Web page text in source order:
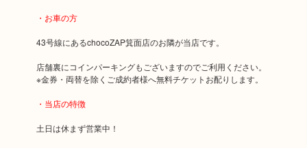
・お車の方
43号線にあるchocoZAP箕面店のお隣が当店です。
店舗裏にコインパーキングもございますのでご利用ください。
※金券・両替を除くご成約者様へ無料チケットお配りします。
・当店の特徴
土日は休まず営業中！